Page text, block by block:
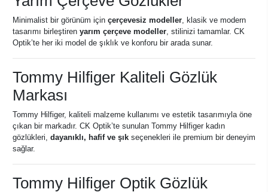
Minimalist bir görünüm için çerçevesiz modeller, klasik ve modern
tasarımı birleştiren yarım çerçeve modeller, stilinizi tamamlar. CK
Optik’te her iki model de şıklık ve konforu bir arada sunar.
Tommy Hilfiger Kaliteli Gözlük
Markası
Tommy Hilfiger, kaliteli malzeme kullanımı ve estetik tasarımıyla öne
çıkan bir markadır. CK Optik’te sunulan Tommy Hilfiger kadın
gözlükleri, dayanıklı, hafif ve şık seçenekleri ile premium bir deneyim
sağlar.
Tommy Hilfiger Optik Gözlük